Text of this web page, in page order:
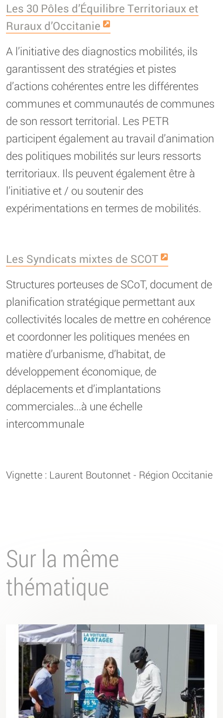
Les 30 Pôles d’Équilibre Territoriaux et
Ruraux d’Occitanie
A l’initiative des diagnostics mobilités, ils
garantissent des stratégies et pistes
d’actions cohérentes entre les différentes
communes et communautés de communes
de son ressort territorial. Les PETR
participent également au travail d’animation
des politiques mobilités sur leurs ressorts
territoriaux. Ils peuvent également être à
l’initiative et / ou soutenir des
expérimentations en termes de mobilités.
Les Syndicats mixtes de SCOT
Structures porteuses de SCoT, document de
planification stratégique permettant aux
collectivités locales de mettre en cohérence
et coordonner les politiques menées en
matière d’urbanisme, d’habitat, de
développement économique, de
déplacements et d’implantations
commerciales...à une échelle
intercommunale
Vignette : Laurent Boutonnet - Région Occitanie
Sur la même
thématique